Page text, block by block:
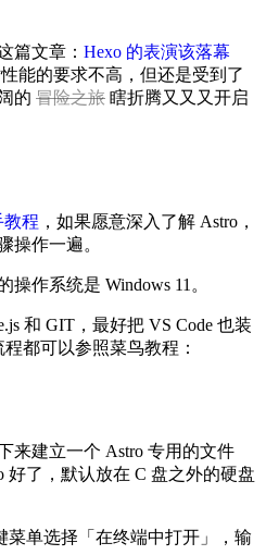
篇文章： Hexo 的表演该落幕
性能的要求不高，但还是受到了
的 冒险之旅 瞎折腾又又又开启
教程 ，如果愿意深入了解 Astro，
操作一遍。
作系统是 Windows 11。
和 GIT，最好把 VS Code 也装
都可以参照菜鸟教程：
来建立一个 Astro 专用的文件
好了，默认放在 C 盘之外的硬盘
菜单选择「在终端中打开」，输